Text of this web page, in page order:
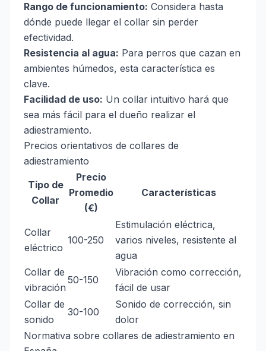
Rango de funcionamiento: Considera hasta
dónde puede llegar el collar sin perder
efectividad.
Resistencia al agua: Para perros que cazan en
ambientes húmedos, esta característica es
clave.
Facilidad de uso: Un collar intuitivo hará que
sea más fácil para el dueño realizar el
adiestramiento.
Precios orientativos de collares de
adiestramiento
Tipo de
Collar
Precio
Promedio
(€)
Características
Collar
eléctrico
100-250
Estimulación eléctrica,
varios niveles, resistente al
agua
Collar de
vibración
50-150
Vibración como corrección,
fácil de usar
Collar de
sonido
30-100
Sonido de corrección, sin
dolor
Normativa sobre collares de adiestramiento en